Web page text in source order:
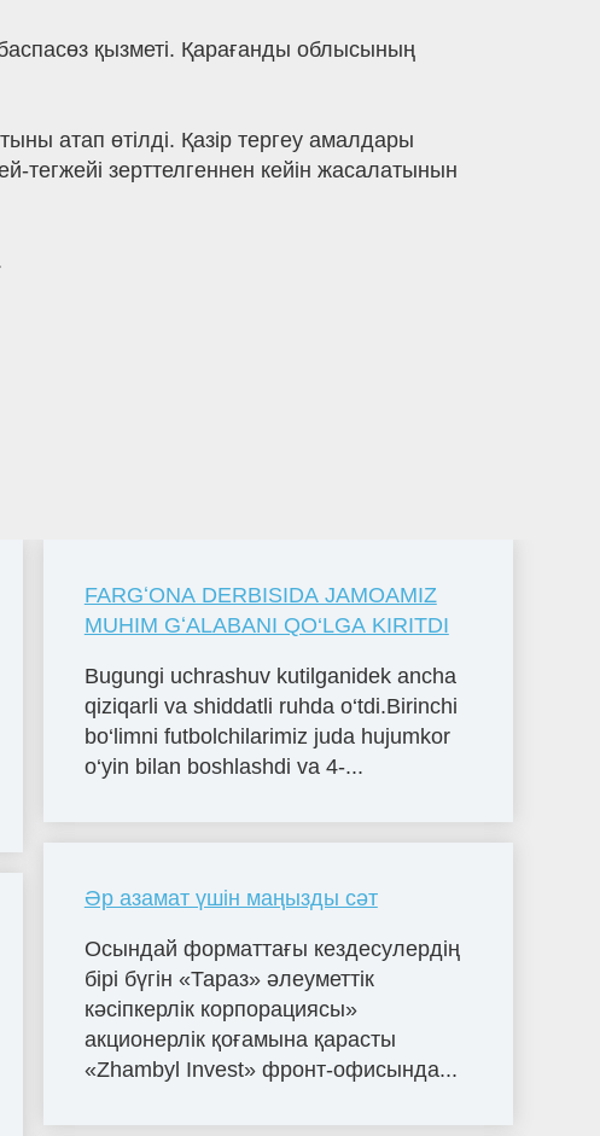
қызметі. Қарағанды облысының
атап өтілді. Қазір тергеу амалдары
зерттелгеннен кейін жасалатынын
FARGʻONA DERBISIDA JAMOAMIZ
MUHIM GʻALABANI QO‘LGA KIRITDI
Bugungi uchrashuv kutilganidek ancha
qiziqarli va shiddatli ruhda o‘tdi.Birinchi
bo‘limni futbolchilarimiz juda hujumkor
o‘yin bilan boshlashdi va 4-...
Әр азамат үшін маңызды сәт
Осындай форматтағы кездесулердің
бірі бүгін «Тараз» әлеуметтік
кәсіпкерлік корпорациясы»
акционерлік қоғамына қарасты
«Zhambyl Invest» фронт-офисында...